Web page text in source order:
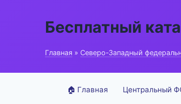
Бесплатный
Главная » Северо-Западный
🏠 Главная Центральный